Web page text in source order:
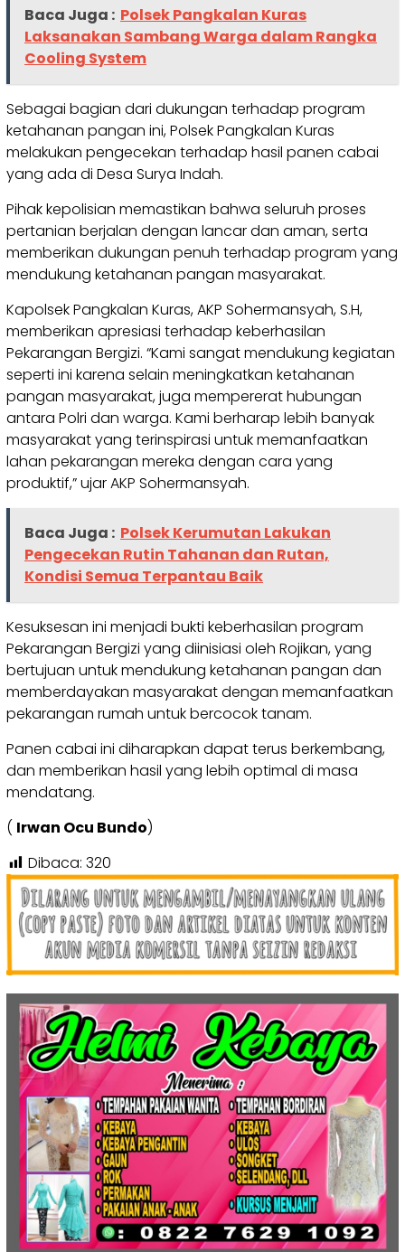
Baca Juga : Polsek Pangkalan Kuras
Laksanakan Sambang Warga dalam Rangka
Cooling System
Sebagai bagian dari dukungan terhadap program
ketahanan pangan ini, Polsek Pangkalan Kuras
melakukan pengecekan terhadap hasil panen cabai
yang ada di Desa Surya Indah.
Pihak kepolisian memastikan bahwa seluruh proses
pertanian berjalan dengan lancar dan aman, serta
memberikan dukungan penuh terhadap program yang
mendukung ketahanan pangan masyarakat.
Kapolsek Pangkalan Kuras, AKP Sohermansyah, S.H,
memberikan apresiasi terhadap keberhasilan
Pekarangan Bergizi. “Kami sangat mendukung kegiatan
seperti ini karena selain meningkatkan ketahanan
pangan masyarakat, juga mempererat hubungan
antara Polri dan warga. Kami berharap lebih banyak
masyarakat yang terinspirasi untuk memanfaatkan
lahan pekarangan mereka dengan cara yang
produktif,” ujar AKP Sohermansyah.
Baca Juga : Polsek Kerumutan Lakukan
Pengecekan Rutin Tahanan dan Rutan,
Kondisi Semua Terpantau Baik
Kesuksesan ini menjadi bukti keberhasilan program
Pekarangan Bergizi yang diinisiasi oleh Rojikan, yang
bertujuan untuk mendukung ketahanan pangan dan
memberdayakan masyarakat dengan memanfaatkan
pekarangan rumah untuk bercocok tanam.
Panen cabai ini diharapkan dapat terus berkembang,
dan memberikan hasil yang lebih optimal di masa
mendatang.
( Irwan Ocu Bundo)
Dibaca: 320